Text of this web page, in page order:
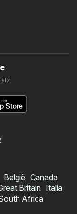
België Canada
Britain Italia
Africa